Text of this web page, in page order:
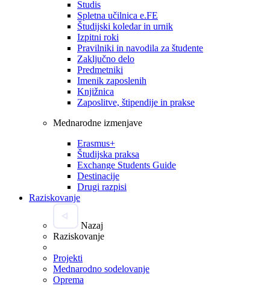
Studis
Spletna učilnica e.FE
Študijski koledar in urnik
Izpitni roki
Pravilniki in navodila za študente
Zaključno delo
Predmetniki
Imenik zaposlenih
Knjižnica
Zaposlitve, štipendije in prakse
Mednarodne izmenjave
Erasmus+
Študijska praksa
Exchange Students Guide
Destinacije
Drugi razpisi
Raziskovanje
Nazaj
Raziskovanje
Projekti
Mednarodno sodelovanje
Oprema